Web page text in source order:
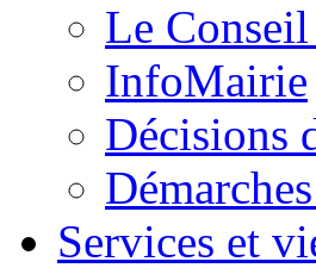
Le
InfoMairie
Décisions
Services et